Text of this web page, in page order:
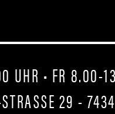
UHR • FR 8.00-
29 -